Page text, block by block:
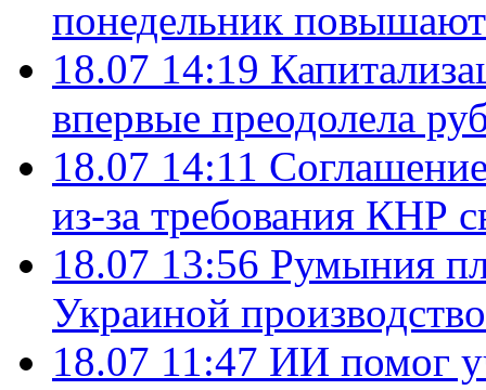
понедельник
18.07 14:19
впервые преодолела
18.07 14:11
из-за требования КНР
18.07 13:56 Румыния
Украиной
18.07 11:47 ИИ помог